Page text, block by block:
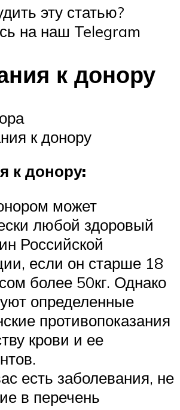
эту статью?
на наш Telegram
к донору
к донору
к донору:
может
любой здоровый
Российской
если он старше 18
более 50кг. Однако
определенные
противопоказания
крови и ее
есть заболевания, не
в перечень